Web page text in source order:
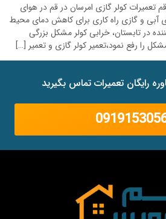
تعمیرات کولر گازی امرسان در قم در هوای
آبی و گازی راه کاری برای کاهش دمای محیط
در تابستان، خرابی کولر مشکل بزرگی
را رفع نمود،تعمیر کولر گازی و تعمیر […]
رایگان تعمیرات تماس بگیرید